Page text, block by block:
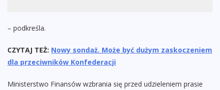
– podkreśla.
CZYTAJ TEŻ: Nowy sondaż. Może być dużym zaskoczeniem
dla przeciwników Konfederacji
Ministerstwo Finansów wzbrania się przed udzieleniem prasie